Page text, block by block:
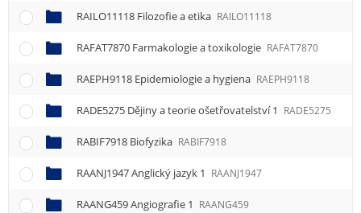
RAILO11118 Filozofie a etika RAILO11118
RAFAT7870 Farmakologie a toxikologie RAFAT7870
RAEPH9118 Epidemiologie a hygiena RAEPH9118
RADE5275 Dějiny a teorie ošetřovatelství 1 RADE5275
RABIF7918 Biofyzika RABIF7918
RAANJ1947 Anglický jazyk 1 RAANJ1947
RAANG459 Angiografie 1 RAANG459